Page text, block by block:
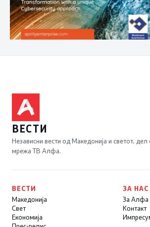
ВЕСТИ
Независни вести од Македонија и светот,
мрежа ТВ Алфа.
ВЕСТИ
Македонија
Свет
Економија
ЗА НАС
За Алфа
Контакт